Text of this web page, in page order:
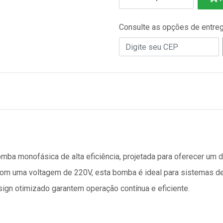
Consulte as opções de
monofásica de alta eficiência, projetada para oferecer um
uma voltagem de 220V, esta bomba é ideal para sistemas
otimizado garantem operação contínua e eficiente.